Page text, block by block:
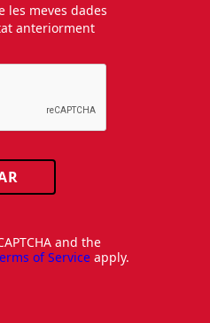
les meves dades
anteriorment
and the
of Service apply.